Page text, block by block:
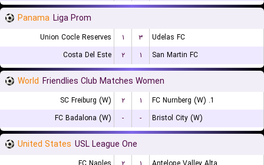
Panama Liga Prom
Union Cocle Reserves ۱ ۳
Udelas FC
Costa Del Este
۲ ۱ San Martin FC
World Friendlies Club Matches Women
SC Freiburg (W) ۲ ۱
1. FC Nurnberg (W)
FC Badalona (W)
- - Bristol City (W)
United States USL League One